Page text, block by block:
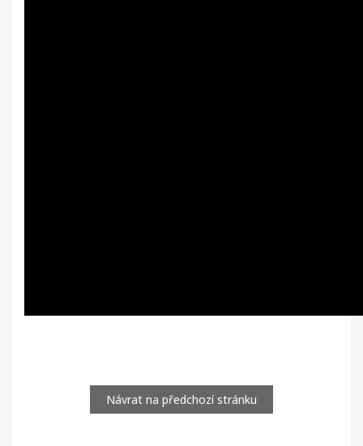
Návrat na předchozí stránku